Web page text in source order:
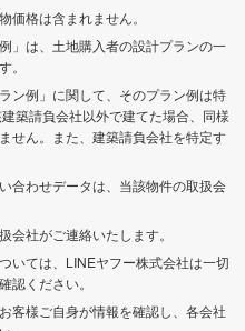
価格は含まれません。
」は、土地購入者の設計プランの一
。
ン例」に関して、そのプラン例は特
築請負会社以外で建てた場合、同様
せん。また、建築請負会社を特定す
合わせデータは、当該物件の取扱会
会社がご連絡いたします。
いては、LINEヤフー株式会社は一切
認ください。
客様ご自身が情報を確認し、各会社